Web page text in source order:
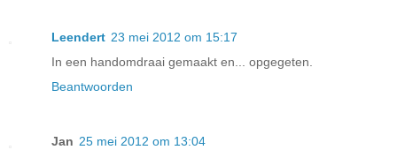
Leendert 23 mei 2012 om 15:17
In een handomdraai gemaakt en... opgegeten.
Beantwoorden
Jan 25 mei 2012 om 13:04